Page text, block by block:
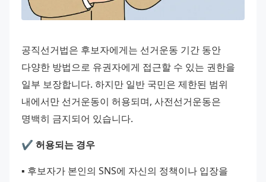
공직선거법은 후보자에게는 선거운동 기간 동안
다양한 방법으로 유권자에게 접근할 수 있는 권한을
일부 보장합니다. 하지만 일반 국민은 제한된 범위
내에서만 선거운동이 허용되며, 사전선거운동은
명백히 금지되어 있습니다.
✔️ 허용되는 경우
▪️ 후보자가 본인의 SNS에 자신의 정책이나 입장을